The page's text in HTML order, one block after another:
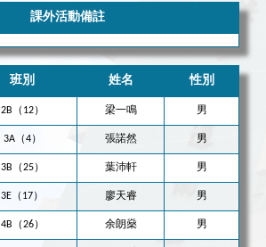
課外活動備註
班別 姓名 性別
2B（12） 梁一鳴 男
3A（4） 張諾然 男
3B（25） 葉沛軒 男
3E（17） 廖天睿 男
4B（26） 余朗燊 男